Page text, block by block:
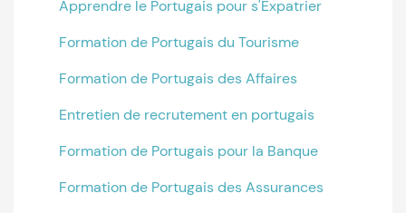
Apprendre le Portugais pour s'Expatrier
Formation de Portugais du Tourisme
Formation de Portugais des Affaires
Entretien de recrutement en portugais
Formation de Portugais pour la Banque
Formation de Portugais des Assurances